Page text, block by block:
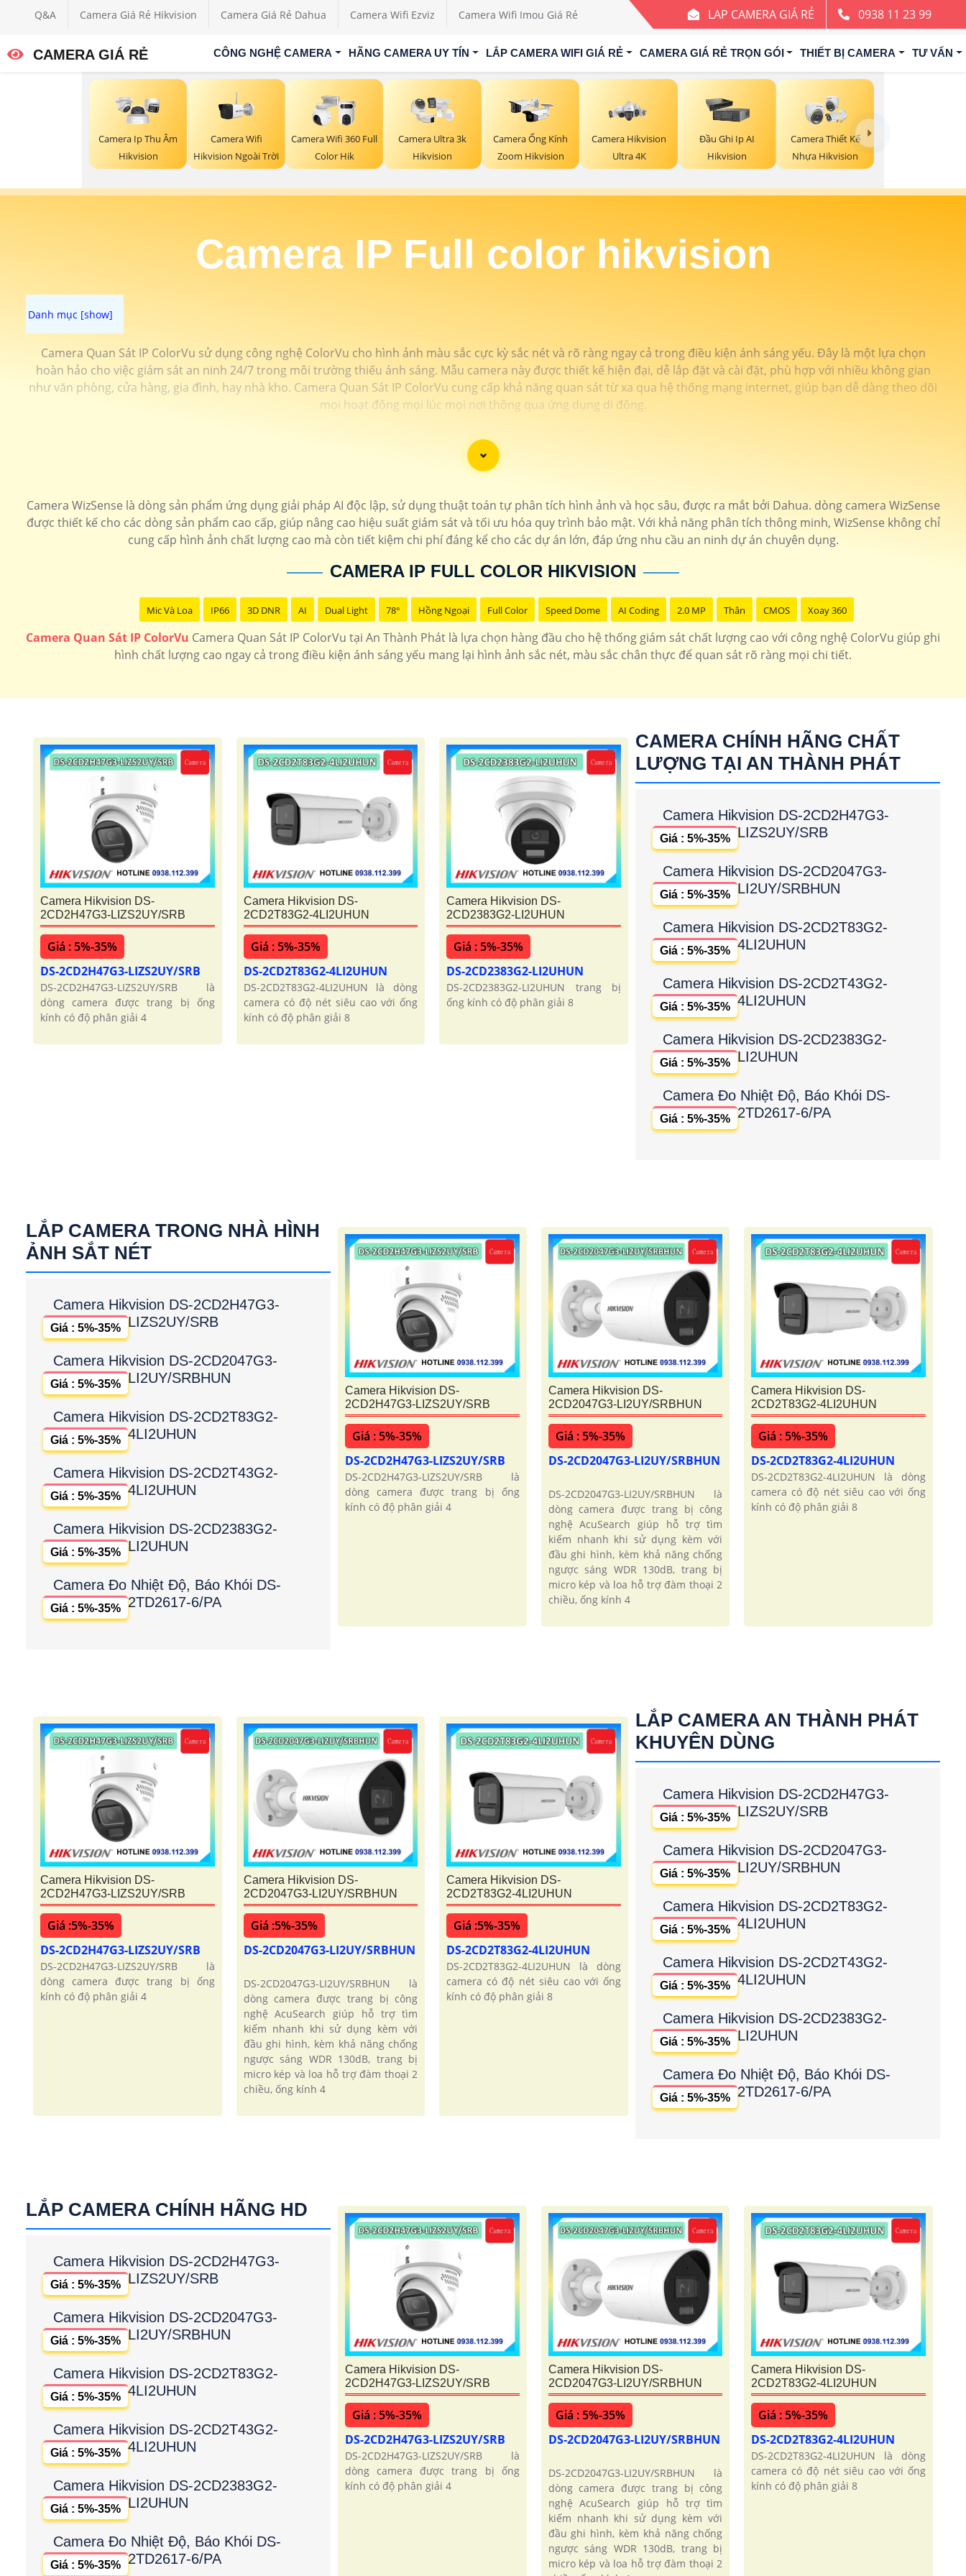
Q&A Camera Giá Rẻ Hikvision Camera Giá Rẻ Dahua Camera Wifi Ezviz Camera Wifi Imou Giá Rẻ LAP CAMERA GIÁ RẺ 0938 11 23 99
CAMERA GIÁ RẺ CÔNG NGHỆ CAMERA HÃNG CAMERA UY TÍN LẮP CAMERA WIFI GIÁ RẺ CAMERA GIÁ RẺ TRỌN GÓI THIẾT BỊ CAMERA TƯ VẤN
Camera Ip Thu Âm
Hikvision
Camera Wifi
Hikvision Ngoài Trời
Camera Wifi 360 Full
Color Hik
Camera Ultra 3k
Hikvision
Camera Ống Kính
Zoom Hikvision
Camera Hikvision
Ultra 4K
Đầu Ghi Ip AI
Hikvision
Camera Thiết Kế
Nhựa Hikvision
Camera IP Full color hikvision
Camera Quan Sát IP ColorVu sử dụng công nghệ ColorVu cho hình ảnh màu sắc cực kỳ sắc nét và rõ ràng ngay cả trong điều kiện ánh sáng yếu. Đây là một lựa chọn
hoàn hảo cho việc giám sát an ninh 24/7 trong môi trường thiếu ánh sáng. Mẫu camera này được thiết kế hiện đại, dễ lắp đặt và cài đặt, phù hợp với nhiều không gian
như văn phòng, cửa hàng, gia đình, hay nhà kho. Camera Quan Sát IP ColorVu cung cấp khả năng quan sát từ xa qua hệ thống mạng internet, giúp bạn dễ dàng theo dõi
mọi hoạt động mọi lúc mọi nơi thông qua ứng dụng di động.
Camera WizSense là dòng sản phẩm ứng dụng giải pháp AI độc lập, sử dụng thuật toán tự phân tích hình ảnh và học sâu, được ra mắt bởi Dahua. dòng camera WizSense
được thiết kế cho các dòng sản phẩm cao cấp, giúp nâng cao hiệu suất giám sát và tối ưu hóa quy trình bảo mật. Với khả năng phân tích thông minh, WizSense không chỉ
cung cấp hình ảnh chất lượng cao mà còn tiết kiệm chi phí đáng kể cho các dự án lớn, đáp ứng nhu cầu an ninh dự án chuyên dụng.
CAMERA IP FULL COLOR HIKVISION
Mic Và Loa IP66 3D DNR AI Dual Light 78° Hồng Ngoại Full Color Speed Dome AI Coding 2.0 MP Thân CMOS Xoay 360
Camera Quan Sát IP ColorVu Camera Quan Sát IP ColorVu tại An Thành Phát là lựa chọn hàng đầu cho hệ thống giám sát chất lượng cao với công nghệ ColorVu giúp ghi
hình chất lượng cao ngay cả trong điều kiện ánh sáng yếu mang lại hình ảnh sắc nét, màu sắc chân thực để quan sát rõ ràng mọi chi tiết.
Camera Hikvision DS-
2CD2H47G3-LIZS2UY/SRB
Giá : 5%-35%
DS-2CD2H47G3-LIZS2UY/SRB
DS-2CD2H47G3-LIZS2UY/SRB là
dòng camera được trang bị ống
kính có độ phân giải 4
Camera Hikvision DS-
2CD2T83G2-4LI2UHUN
Giá : 5%-35%
DS-2CD2T83G2-4LI2UHUN
DS-2CD2T83G2-4LI2UHUN là dòng
camera có độ nét siêu cao với ống
kính có độ phân giải 8
Camera Hikvision DS-
2CD2383G2-LI2UHUN
Giá : 5%-35%
DS-2CD2383G2-LI2UHUN
DS-2CD2383G2-LI2UHUN trang bị
ống kính có độ phân giải 8
CAMERA CHÍNH HÃNG CHẤT
LƯỢNG TẠI AN THÀNH PHÁT
Camera Hikvision DS-2CD2H47G3-
LIZS2UY/SRB
Giá : 5%-35%
Camera Hikvision DS-2CD2047G3-
LI2UY/SRBHUN
Giá : 5%-35%
Camera Hikvision DS-2CD2T83G2-
4LI2UHUN
Giá : 5%-35%
Camera Hikvision DS-2CD2T43G2-
4LI2UHUN
Giá : 5%-35%
Camera Hikvision DS-2CD2383G2-
LI2UHUN
Giá : 5%-35%
Camera Đo Nhiệt Độ, Báo Khói DS-
2TD2617-6/PA
Giá : 5%-35%
LẮP CAMERA TRONG NHÀ HÌNH
ẢNH SẮT NÉT
Camera Hikvision DS-2CD2H47G3-
LIZS2UY/SRB
Giá : 5%-35%
Camera Hikvision DS-2CD2047G3-
LI2UY/SRBHUN
Giá : 5%-35%
Camera Hikvision DS-2CD2T83G2-
4LI2UHUN
Giá : 5%-35%
Camera Hikvision DS-2CD2T43G2-
4LI2UHUN
Giá : 5%-35%
Camera Hikvision DS-2CD2383G2-
LI2UHUN
Giá : 5%-35%
Camera Đo Nhiệt Độ, Báo Khói DS-
2TD2617-6/PA
Giá : 5%-35%
Camera Hikvision DS-
2CD2H47G3-LIZS2UY/SRB
Giá : 5%-35%
DS-2CD2H47G3-LIZS2UY/SRB
DS-2CD2H47G3-LIZS2UY/SRB là
dòng camera được trang bị ống
kính có độ phân giải 4
Camera Hikvision DS-
2CD2047G3-LI2UY/SRBHUN
Giá : 5%-35%
DS-2CD2047G3-LI2UY/SRBHUN
DS-2CD2047G3-LI2UY/SRBHUN là
dòng camera được trang bị công
nghệ AcuSearch giúp hỗ trợ tìm
kiếm nhanh khi sử dụng kèm với
đầu ghi hình, kèm khả năng chống
ngược sáng WDR 130dB, trang bị
micro kép và loa hỗ trợ đàm thoại 2
chiều, ống kính 4
Camera Hikvision DS-
2CD2T83G2-4LI2UHUN
Giá : 5%-35%
DS-2CD2T83G2-4LI2UHUN
DS-2CD2T83G2-4LI2UHUN là dòng
camera có độ nét siêu cao với ống
kính có độ phân giải 8
Camera Hikvision DS-
2CD2H47G3-LIZS2UY/SRB
Giá :5%-35%
DS-2CD2H47G3-LIZS2UY/SRB
DS-2CD2H47G3-LIZS2UY/SRB là
dòng camera được trang bị ống
kính có độ phân giải 4
Camera Hikvision DS-
2CD2047G3-LI2UY/SRBHUN
Giá :5%-35%
DS-2CD2047G3-LI2UY/SRBHUN
DS-2CD2047G3-LI2UY/SRBHUN là
dòng camera được trang bị công
nghệ AcuSearch giúp hỗ trợ tìm
kiếm nhanh khi sử dụng kèm với
đầu ghi hình, kèm khả năng chống
ngược sáng WDR 130dB, trang bị
micro kép và loa hỗ trợ đàm thoại 2
chiều, ống kính 4
Camera Hikvision DS-
2CD2T83G2-4LI2UHUN
Giá :5%-35%
DS-2CD2T83G2-4LI2UHUN
DS-2CD2T83G2-4LI2UHUN là dòng
camera có độ nét siêu cao với ống
kính có độ phân giải 8
LẮP CAMERA AN THÀNH PHÁT
KHUYÊN DÙNG
Camera Hikvision DS-2CD2H47G3-
LIZS2UY/SRB
Giá : 5%-35%
Camera Hikvision DS-2CD2047G3-
LI2UY/SRBHUN
Giá : 5%-35%
Camera Hikvision DS-2CD2T83G2-
4LI2UHUN
Giá : 5%-35%
Camera Hikvision DS-2CD2T43G2-
4LI2UHUN
Giá : 5%-35%
Camera Hikvision DS-2CD2383G2-
LI2UHUN
Giá : 5%-35%
Camera Đo Nhiệt Độ, Báo Khói DS-
2TD2617-6/PA
Giá : 5%-35%
LẮP CAMERA CHÍNH HÃNG HD
Camera Hikvision DS-2CD2H47G3-
LIZS2UY/SRB
Giá : 5%-35%
Camera Hikvision DS-2CD2047G3-
LI2UY/SRBHUN
Giá : 5%-35%
Camera Hikvision DS-2CD2T83G2-
4LI2UHUN
Giá : 5%-35%
Camera Hikvision DS-2CD2T43G2-
4LI2UHUN
Giá : 5%-35%
Camera Hikvision DS-2CD2383G2-
LI2UHUN
Giá : 5%-35%
Camera Đo Nhiệt Độ, Báo Khói DS-
2TD2617-6/PA
Giá : 5%-35%
Camera Hikvision DS-
2CD2H47G3-LIZS2UY/SRB
Giá : 5%-35%
DS-2CD2H47G3-LIZS2UY/SRB
DS-2CD2H47G3-LIZS2UY/SRB là
dòng camera được trang bị ống
kính có độ phân giải 4
Camera Hikvision DS-
2CD2047G3-LI2UY/SRBHUN
Giá : 5%-35%
DS-2CD2047G3-LI2UY/SRBHUN
DS-2CD2047G3-LI2UY/SRBHUN là
dòng camera được trang bị công
nghệ AcuSearch giúp hỗ trợ tìm
kiếm nhanh khi sử dụng kèm với
đầu ghi hình, kèm khả năng chống
ngược sáng WDR 130dB, trang bị
micro kép và loa hỗ trợ đàm thoại 2
Camera Hikvision DS-
2CD2T83G2-4LI2UHUN
Giá : 5%-35%
DS-2CD2T83G2-4LI2UHUN
DS-2CD2T83G2-4LI2UHUN là dòng
camera có độ nét siêu cao với ống
kính có độ phân giải 8